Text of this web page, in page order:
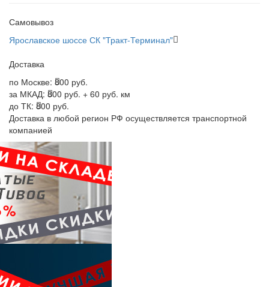
Самовывоз
Ярославское шоссе СК "Тракт-Терминал"
Доставка
по Москве: 800 руб.
за МКАД: 800 руб. + 60 руб. км
до ТК: 800 руб.
Доставка в любой регион РФ осуществляется транспортной
компанией